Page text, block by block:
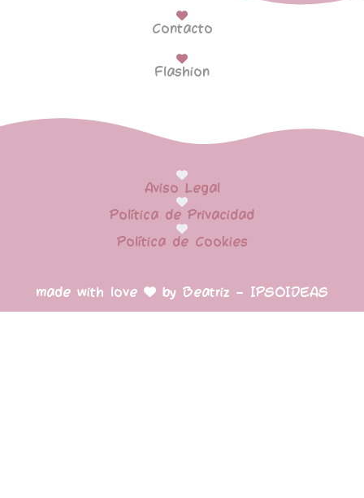
Contacto
Flashion
made with love by Beatriz – IPSOIDEAS
Aviso Legal
Política de Privacidad
Política de Cookies